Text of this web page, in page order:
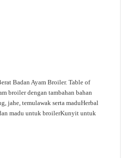
Badan Ayam Broiler. Table of
broiler dengan tambahan bahan
jahe, temulawak serta maduHerbal
madu untuk broilerKunyit untuk